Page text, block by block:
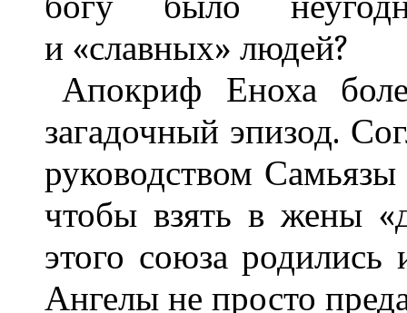
и «славных» людей?
Апокриф Еноха
загадочный эпизод.
руководством Самьязы
чтобы взять в жены
этого союза
Ангелы не просто